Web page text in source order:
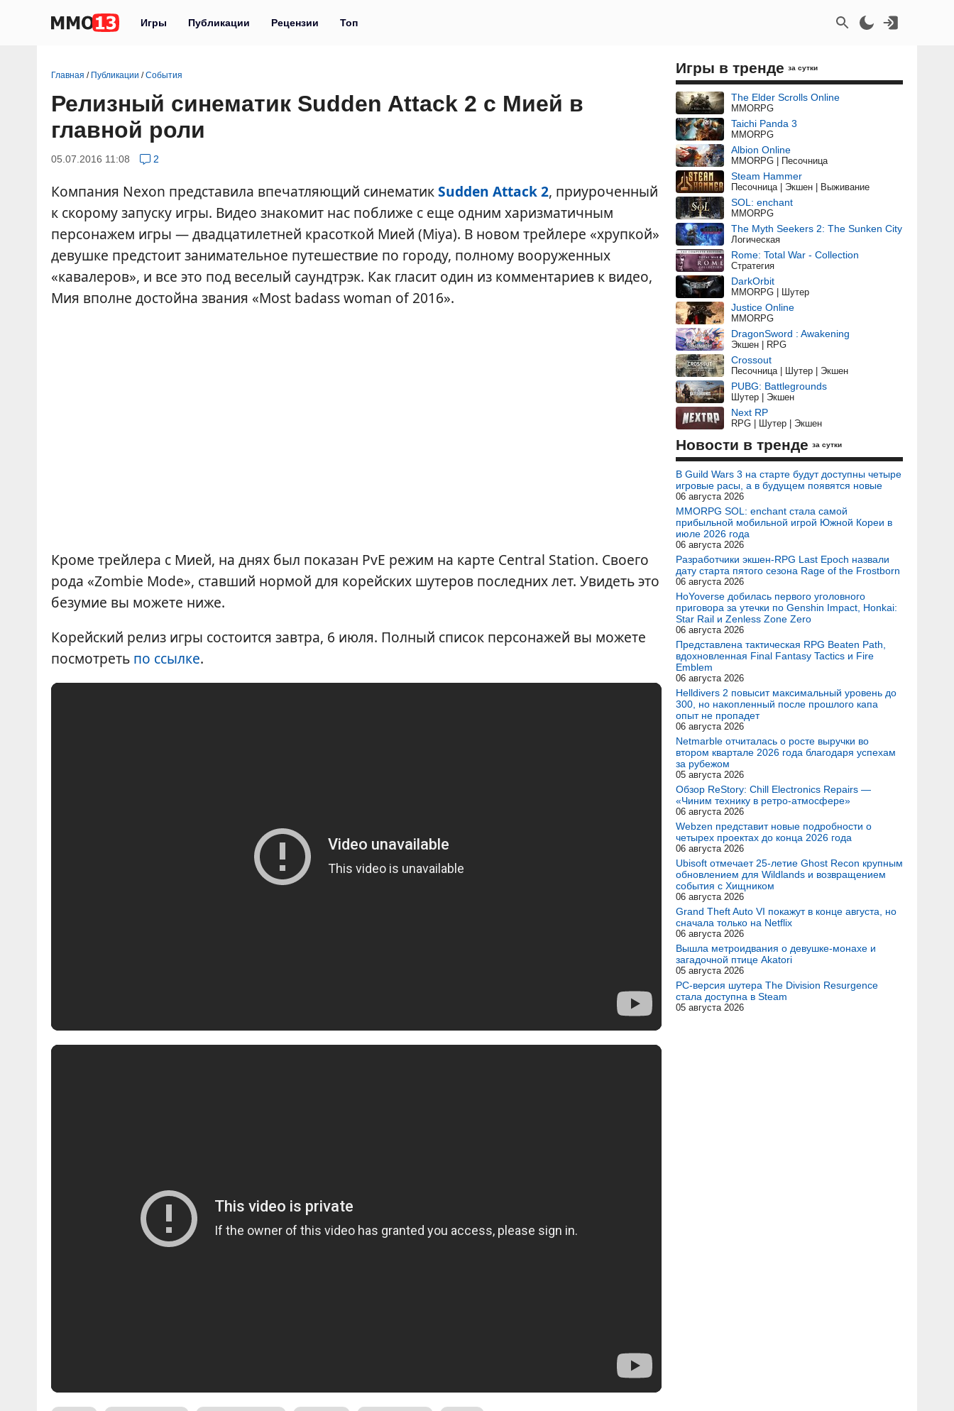
Игры Публикации Рецензии Топ
Главная / Публикации /События
Релизный синематик Sudden Attack 2 с Мией в
главной роли
05.07.2016 11:08 2
Компания Nexon представила впечатляющий синематикSudden Attack 2, приуроченный
к скорому запуску игры. Видео знакомит нас поближе с еще одним харизматичным
персонажем игры — двадцатилетней красоткой Мией (Miya). В новом трейлере «хрупкой»
девушке предстоит занимательное путешествие по городу, полному вооруженных
«кавалеров», и все это под веселый саундтрэк. Как гласит один из комментариев к видео,
Мия вполне достойна звания «Most badass woman of 2016».
Кроме трейлера с Мией, на днях был показан PvE режим на карте Central Station. Своего
рода «Zombie Mode», ставший нормой для корейских шутеров последних лет. Увидеть это
безумие вы можете ниже.
Корейский релиз игры состоится завтра, 6 июля. Полный список персонажей вы можете
посмотреть по ссылке.
Игры в тренде за сутки
The Elder Scrolls Online
MMORPG
Taichi Panda 3
MMORPG
Albion Online
MMORPG | Песочница
Steam Hammer
Песочница | Экшен | Выживание
SOL: enchant
MMORPG
The Myth Seekers 2: The Sunken City
Логическая
Rome: Total War - Collection
Стратегия
DarkOrbit
MMORPG | Шутер
Justice Online
MMORPG
DragonSword : Awakening
Экшен | RPG
Crossout
Песочница | Шутер | Экшен
PUBG: Battlegrounds
Шутер | Экшен
Next RP
RPG | Шутер | Экшен
Новости в тренде за сутки
В Guild Wars 3 на старте будут доступны четыре
игровые расы, а в будущем появятся новые
06 августа 2026
MMORPG SOL: enchant стала самой
прибыльной мобильной игрой Южной Кореи в
июле 2026 года
06 августа 2026
Разработчики экшен-RPG Last Epoch назвали
дату старта пятого сезона Rage of the Frostborn
06 августа 2026
HoYoverse добилась первого уголовного
приговора за утечки по Genshin Impact, Honkai:
Star Rail и Zenless Zone Zero
06 августа 2026
Представлена тактическая RPG Beaten Path,
вдохновленная Final Fantasy Tactics и Fire
Emblem
06 августа 2026
Helldivers 2 повысит максимальный уровень до
300, но накопленный после прошлого капа
опыт не пропадет
06 августа 2026
Netmarble отчиталась о росте выручки во
втором квартале 2026 года благодаря успехам
за рубежом
05 августа 2026
Обзор ReStory: Chill Electronics Repairs —
«Чиним технику в ретро-атмосфере»
06 августа 2026
Webzen представит новые подробности о
четырех проектах до конца 2026 года
06 августа 2026
Ubisoft отмечает 25-летие Ghost Recon крупным
обновлением для Wildlands и возвращением
события с Хищником
06 августа 2026
Grand Theft Auto VI покажут в конце августа, но
сначала только на Netflix
06 августа 2026
Вышла метроидвания о девушке-монахе и
загадочной птице Akatori
05 августа 2026
PC-версия шутера The Division Resurgence
стала доступна в Steam
05 августа 2026